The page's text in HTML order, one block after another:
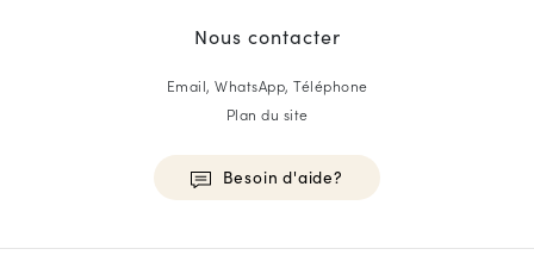
Nous contacter
Email, WhatsApp, Téléphone
Plan du site
Besoin d'aide?